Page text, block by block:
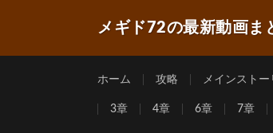
メギド72の最新動画ま
ホーム 攻略 メインストー
3章 4章 6章 7章